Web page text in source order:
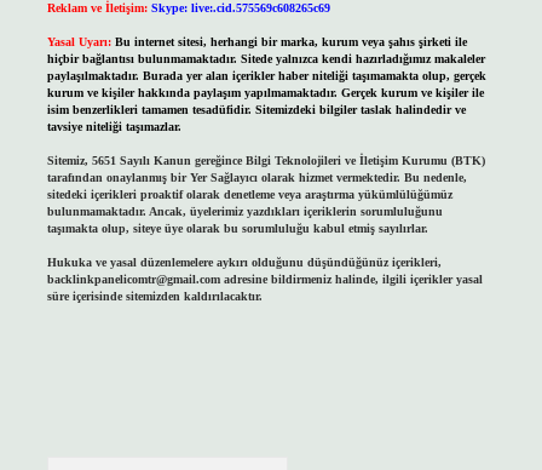
Reklam ve İletişim: Skype: live:.cid.575569c608265c69
Yasal Uyarı: Bu internet sitesi, herhangi bir marka, kurum veya şahıs şirketi ile
hiçbir bağlantısı bulunmamaktadır. Sitede yalnızca kendi hazırladığımız makaleler
paylaşılmaktadır. Burada yer alan içerikler haber niteliği taşımamakta olup, gerçek
kurum ve kişiler hakkında paylaşım yapılmamaktadır. Gerçek kurum ve kişiler ile
isim benzerlikleri tamamen tesadüfidir. Sitemizdeki bilgiler taslak halindedir ve
tavsiye niteliği taşımazlar.
Sitemiz, 5651 Sayılı Kanun gereğince Bilgi Teknolojileri ve İletişim Kurumu (BTK)
tarafından onaylanmış bir Yer Sağlayıcı olarak hizmet vermektedir. Bu nedenle,
sitedeki içerikleri proaktif olarak denetleme veya araştırma yükümlülüğümüz
bulunmamaktadır. Ancak, üyelerimiz yazdıkları içeriklerin sorumluluğunu
taşımakta olup, siteye üye olarak bu sorumluluğu kabul etmiş sayılırlar.
Hukuka ve yasal düzenlemelere aykırı olduğunu düşündüğünüz içerikleri,
backlinkpanelicomtr@gmail.comadresine bildirmeniz halinde, ilgili içerikler yasal
süre içerisinde sitemizden kaldırılacaktır.